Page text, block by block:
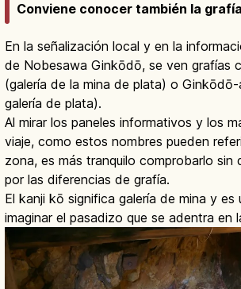
Conviene conocer también la
En la señalización local y en la
de Nobesawa Ginkōdō, se ven grafías
(galería de la mina de plata) o
galería de plata).
Al mirar los paneles informativos y los
viaje, como estos nombres pueden
zona, es más tranquilo comprobarlo sin
por las diferencias de grafía.
El kanji kō significa galería de mina y es
imaginar el pasadizo que se adentra en